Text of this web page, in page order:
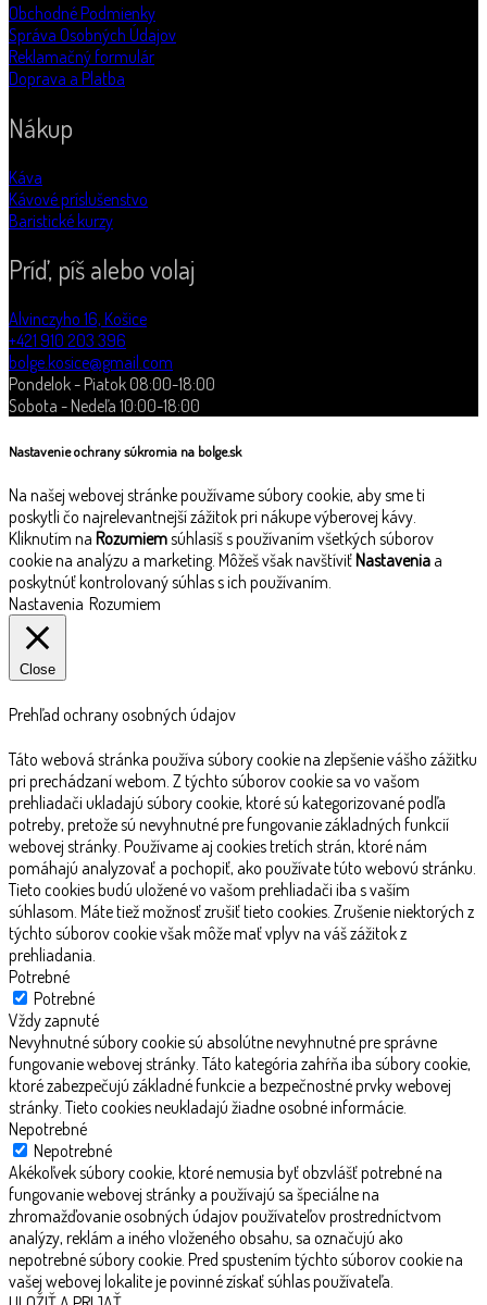
Obchodné Podmienky
Správa Osobných Údajov
Reklamačný formulár
Doprava a Platba
Nákup
Káva
Kávové príslušenstvo
Baristické kurzy
Príď, píš alebo volaj
Alvinczyho 16, Košice
+421 910 203 396
bolge.kosice@gmail.com
Pondelok - Piatok 08:00-18:00
Sobota - Nedeľa 10:00-18:00
Nastavenie ochrany súkromia na bolge.sk
Na našej webovej stránke používame súbory cookie, aby sme ti
poskytli čo najrelevantnejší zážitok pri nákupe výberovej kávy.
Kliknutím na Rozumiemsúhlasíš s používaním všetkých súborov
cookie na analýzu a marketing. Môžeš však navštíviťNastavenia a
poskytnúť kontrolovaný súhlas s ich používaním.
Nastavenia Rozumiem
Close
Prehľad ochrany osobných údajov
Táto webová stránka používa súbory cookie na zlepšenie vášho zážitku
pri prechádzaní webom. Z týchto súborov cookie sa vo vašom
prehliadači ukladajú súbory cookie, ktoré sú kategorizované podľa
potreby, pretože sú nevyhnutné pre fungovanie základných funkcií
webovej stránky. Používame aj cookies tretích strán, ktoré nám
pomáhajú analyzovať a pochopiť, ako používate túto webovú stránku.
Tieto cookies budú uložené vo vašom prehliadači iba s vaším
súhlasom. Máte tiež možnosť zrušiť tieto cookies. Zrušenie niektorých z
týchto súborov cookie však môže mať vplyv na váš zážitok z
prehliadania.
Potrebné
Potrebné
Vždy zapnuté
Nevyhnutné súbory cookie sú absolútne nevyhnutné pre správne
fungovanie webovej stránky. Táto kategória zahŕňa iba súbory cookie,
ktoré zabezpečujú základné funkcie a bezpečnostné prvky webovej
stránky. Tieto cookies neukladajú žiadne osobné informácie.
Nepotrebné
Nepotrebné
Akékoľvek súbory cookie, ktoré nemusia byť obzvlášť potrebné na
fungovanie webovej stránky a používajú sa špeciálne na
zhromažďovanie osobných údajov používateľov prostredníctvom
analýzy, reklám a iného vloženého obsahu, sa označujú ako
nepotrebné súbory cookie. Pred spustením týchto súborov cookie na
vašej webovej lokalite je povinné získať súhlas používateľa.